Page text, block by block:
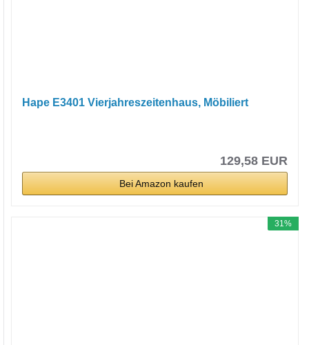
Hape E3401 Vierjahreszeitenhaus, Möbiliert
129,58 EUR
Bei Amazon kaufen
31%